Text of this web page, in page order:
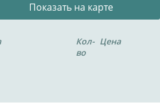
Показать на карте
Кол-
во
Цена